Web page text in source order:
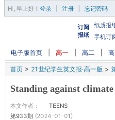
Hi, 早上好 ！ 登录 注册 忘记密码
订阅
报纸
纸质报
手机订
电子版首页 高一 高二
首页 > 21世纪学生英文报·高一版 >
Standing against
本文作者：
TEENS
第933期 (2024-01-01)